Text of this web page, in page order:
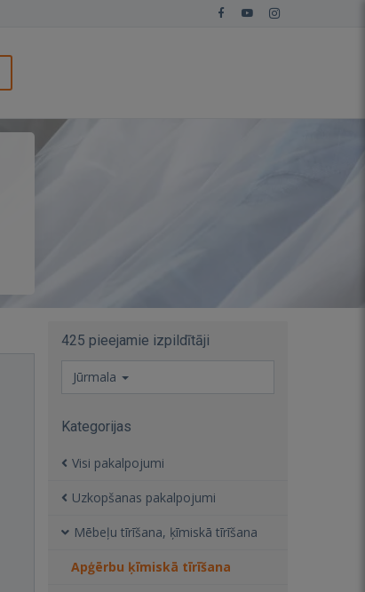
425 pieejamie izpildītāji
Jūrmala
Kategorijas
Visi pakalpojumi
Uzkopšanas pakalpojumi
Mēbeļu tīrīšana, ķīmiskā tīrīšana
Apģērbu ķīmiskā tīrīšana